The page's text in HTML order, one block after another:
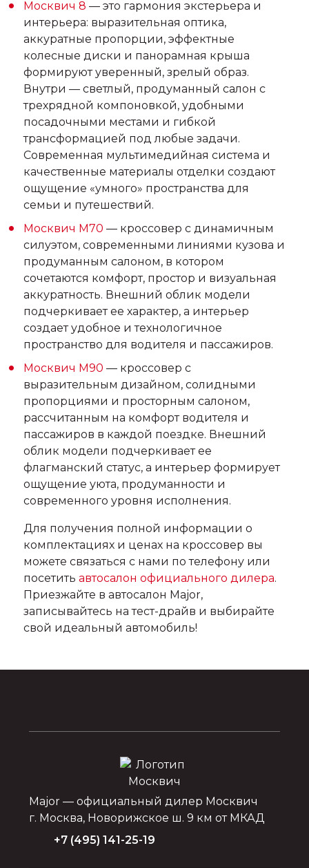
Москвич 8 — это гармония экстерьера и
интерьера: выразительная оптика,
аккуратные пропорции, эффектные
колесные диски и панорамная крыша
формируют уверенный, зрелый образ.
Внутри — светлый, продуманный салон с
трехрядной компоновкой, удобными
посадочными местами и гибкой
трансформацией под любые задачи.
Современная мультимедийная система и
качественные материалы отделки создают
ощущение «умного» пространства для
семьи и путешествий.
Москвич М70 — кроссовер с динамичным
силуэтом, современными линиями кузова и
продуманным салоном, в котором
сочетаются комфорт, простор и визуальная
аккуратность. Внешний облик модели
подчеркивает ее характер, а интерьер
создает удобное и технологичное
пространство для водителя и пассажиров.
Москвич М90 — кроссовер с
выразительным дизайном, солидными
пропорциями и просторным салоном,
рассчитанным на комфорт водителя и
пассажиров в каждой поездке. Внешний
облик модели подчеркивает ее
флагманский статус, а интерьер формирует
ощущение уюта, продуманности и
современного уровня исполнения.
Для получения полной информации о
комплектациях и ценах на кроссовер вы
можете связаться с нами по телефону или
посетить автосалон официального дилера.
Приезжайте в автосалон Major,
записывайтесь на тест-драйв и выбирайте
свой идеальный автомобиль!
Major — официальный дилер Москвич
г. Москва, Новорижское ш. 9 км от МКАД
+7 (495) 141-25-19